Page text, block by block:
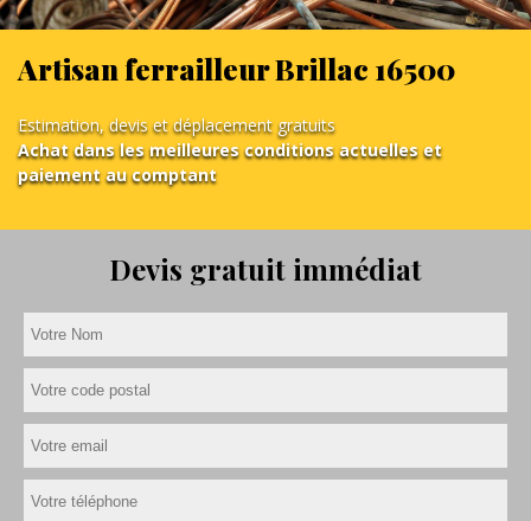
Artisan ferrailleur Brillac 16500
Estimation, devis et déplacement gratuits
Achat dans les meilleures conditions actuelles et
paiement au comptant
Devis gratuit immédiat